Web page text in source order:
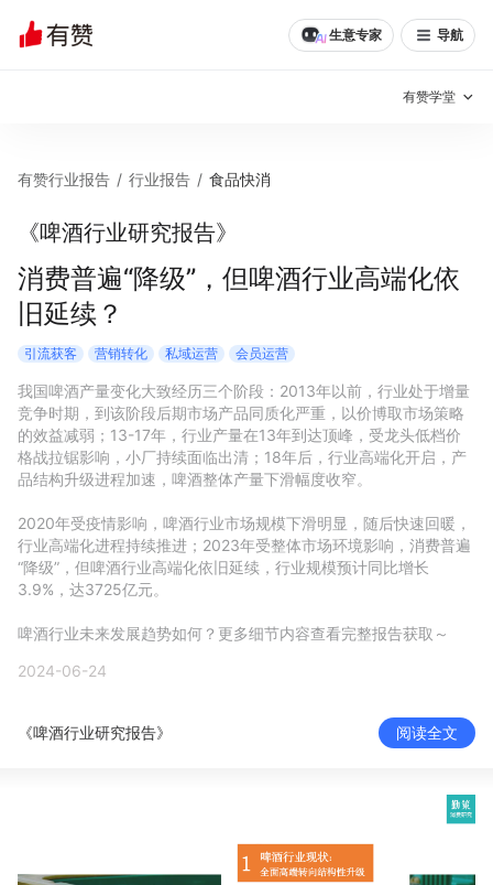
生意专家 导航
有赞学堂
有赞说增长
私域日历
有赞说案例拆解 有赞专家说
有赞成功案例
有赞春季发布会 实干家直播间
新零售大会 新零售茶会
新零售私享会 门店经营增长公开课
AllValue 战略合作
增长产品指南
智库
新零售资讯
有赞行业报告 / 行业报告 / 食品快消
《啤酒行业研究报告》
消费普遍“降级”，但啤酒行业高端化依
旧延续？
引流获客 营销转化 私域运营 会员运营
我国啤酒产量变化大致经历三个阶段：2013年以前，行业处于增量
竞争时期，到该阶段后期市场产品同质化严重，以价博取市场策略
的效益减弱；13-17年，行业产量在13年到达顶峰，受龙头低档价
格战拉锯影响，小厂持续面临出清；18年后，行业高端化开启，产
品结构升级进程加速，啤酒整体产量下滑幅度收窄。
2020年受疫情影响，啤酒行业市场规模下滑明显，随后快速回暖，
行业高端化进程持续推进；2023年受整体市场环境影响，消费普遍
“降级”，但啤酒行业高端化依旧延续，行业规模预计同比增长
3.9%，达3725亿元。
啤酒行业未来发展趋势如何？更多细节内容查看完整报告获取～
2024-06-24
《啤酒行业研究报告》 阅读全文